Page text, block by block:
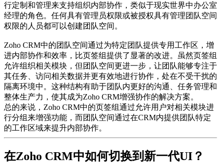
行定制和管理来支持组织内部协作，类似于现实世界中办公室
经理的角色。任何具有管理员权限或被授权具有管理团队空间
权限的人员都可以创建团队空间。
Zoho CRM中的团队空间通过为特定团队提供专用工作区，增
进内部协作和效率，比页签组提供了显著的改进。虽然页签组
允许组织相关模块，但团队空间更进一步，让团队能够专注于
其任务、访问相关数据并更有效地进行协作，处在不受干扰的
隔离环境中。这种结构有助于团队内更好的沟通、任务管理和
整体生产力，使其成为Zoho CRM增强协作的解决方案。
总的来说，Zoho CRM中的页签组通过允许用户对相关模块进
行分组来增强功能，而团队空间通过在CRM内提供团队特定
的工作区域来提升内部协作。
在Zoho CRM中如何切换到新一代UI？